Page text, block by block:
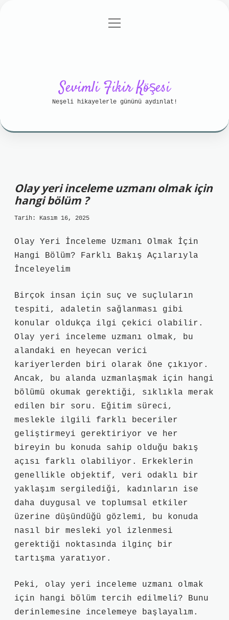
Gizlilik Politikası
menüyü
Sevimli Fikir Köşesi
Neşeli hikayelerle gününü aydınlat!
Olay yeri inceleme uzmanı olmak için
hangi bölüm ?
Tarih: Kasım 16, 2025
Olay Yeri İnceleme Uzmanı Olmak İçin
Hangi Bölüm? Farklı Bakış Açılarıyla
İnceleyelim
Birçok insan için suç ve suçluların
tespiti, adaletin sağlanması gibi
konular oldukça ilgi çekici olabilir.
Olay yeri inceleme uzmanı olmak, bu
alandaki en heyecan verici
kariyerlerden biri olarak öne çıkıyor.
Ancak, bu alanda uzmanlaşmak için hangi
bölümü okumak gerektiği, sıklıkla merak
edilen bir soru. Eğitim süreci,
meslekle ilgili farklı beceriler
geliştirmeyi gerektiriyor ve her
bireyin bu konuda sahip olduğu bakış
açısı farklı olabiliyor. Erkeklerin
genellikle objektif, veri odaklı bir
yaklaşım sergilediği, kadınların ise
daha duygusal ve toplumsal etkiler
üzerine düşündüğü gözlemi, bu konuda
nasıl bir mesleki yol izlenmesi
gerektiği noktasında ilginç bir
tartışma yaratıyor.
Peki, olay yeri inceleme uzmanı olmak
için hangi bölüm tercih edilmeli? Bunu
derinlemesine incelemeye başlayalım.